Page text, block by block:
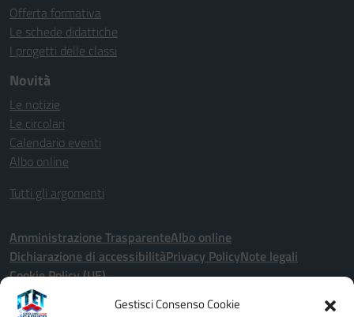
Gestisci Consenso Cookie
Offerta formativa
Le schede didattiche
I progetti delle classi
Novità
Le notizie
Le circolari
Calendario eventi
Albo online
Tutti gli argomenti
Amministrazione TrasparenteAlbo online
Dichiarazione di accessibilitàPrivacy PolicyNote legali
Cookie Policy (UE)
Seguici su: